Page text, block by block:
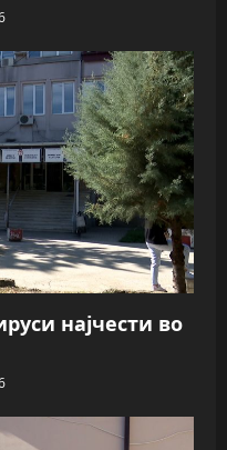
најчести во